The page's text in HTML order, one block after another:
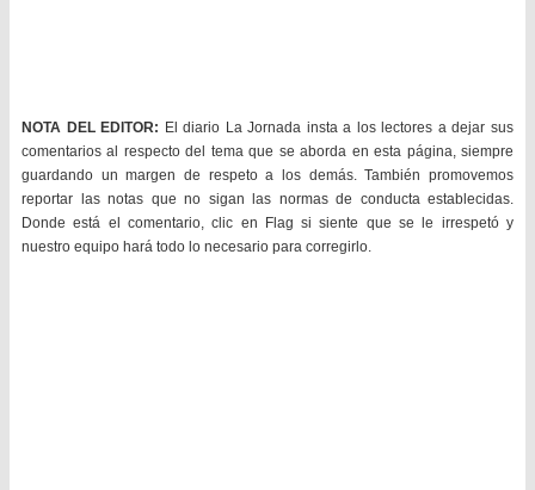
NOTA DEL EDITOR: El diario La Jornada insta a los lectores a dejar sus
comentarios al respecto del tema que se aborda en esta página, siempre
guardando un margen de respeto a los demás. También promovemos
reportar las notas que no sigan las normas de conducta establecidas.
Donde está el comentario, clic en Flag si siente que se le irrespetó y
nuestro equipo hará todo lo necesario para corregirlo.